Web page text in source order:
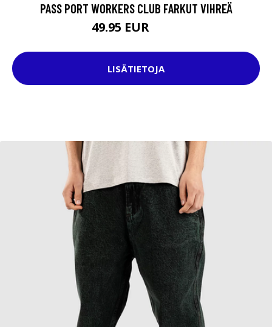
PASS PORT WORKERS CLUB FARKUT VIHREÄ
49.95 EUR
LISÄTIETOJA